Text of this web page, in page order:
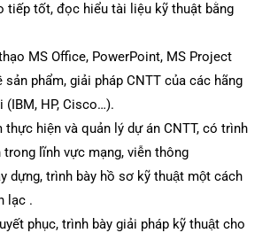
tiếp tốt, đọc hiểu tài liệu kỹ thuật bằng
MS Office, PowerPoint, MS Project
sản phẩm, giải pháp CNTT của các hãng
(IBM, HP, Cisco…).
thực hiện và quản lý dự án CNTT, có trình
trong lĩnh vực mạng, viễn thông
dựng, trình bày hồ sơ kỹ thuật một cách
lạc .
phục, trình bày giải pháp kỹ thuật cho